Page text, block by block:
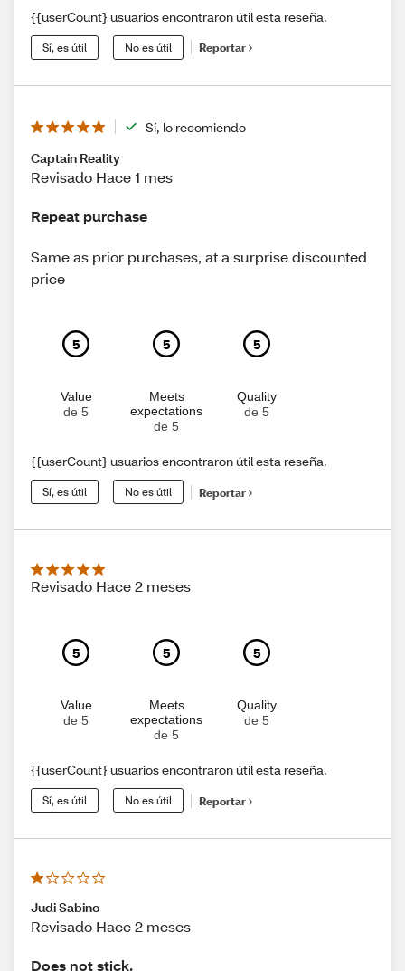
{{userCount} usuarios encontraron útil esta reseña.
Sí, es útil No es útil Reportar
Sí, lo recomiendo
Captain Reality
Revisado Hace 1 mes
Repeat purchase
Same as prior purchases, at a surprise discounted
price
5
Value
de 5
5
Meets
expectations
de 5
5
Quality
de 5
{{userCount} usuarios encontraron útil esta reseña.
Sí, es útil No es útil Reportar
Revisado Hace 2 meses
5
Value
de 5
5
Meets
expectations
de 5
5
Quality
de 5
{{userCount} usuarios encontraron útil esta reseña.
Sí, es útil No es útil Reportar
Judi Sabino
Revisado Hace 2 meses
Does not stick.